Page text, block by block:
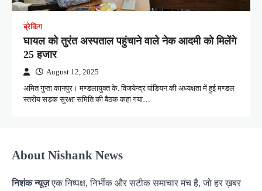
ब्रेकिंग
घायल को तुरंत अस्पताल पहुंचाने वाले नेक आदमी को मिलेंगे
25 हजार
August 12, 2025
अमित गुप्ता कानपुर। मण्डलायुक्त के. विजयेन्द्र पांडियन की अध्यक्षता में हुई मण्डल
स्तरीय सड़क सुरक्षा समिति की बैठक कहा गया…
About Nishank News
निशंक न्यूज़एक निष्पक्ष, निर्भीक और सटीक समाचार मंच है, जो हर ख़बर